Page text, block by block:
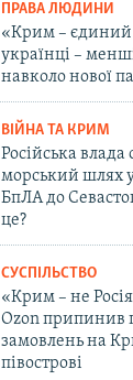
ПРАВА ЛЮДИНИ
«Крим – єдиний
українці –
навколо нової
ВІЙНА ТА КРИМ
Російська влада
морський шлях
БпЛА до
це?
СУСПІЛЬСТВО
«Крим – не
Ozon припинив
замовлень на
півострові